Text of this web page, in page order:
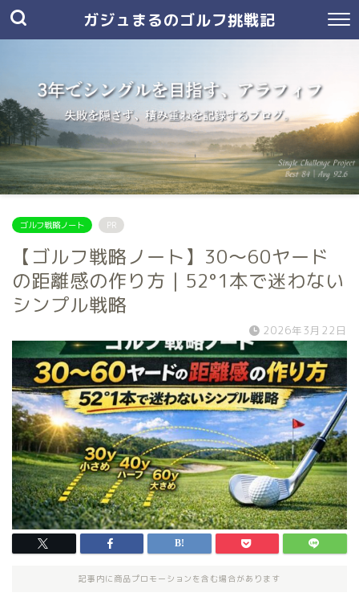
ガジュまるのゴルフ挑戦記
ゴルフ戦略ノート PR
【ゴルフ戦略ノート】30〜60ヤード
の距離感の作り方｜52°1本で迷わない
シンプル戦略
2026年3月22日
記事内に商品プロモーションを含む場合があります